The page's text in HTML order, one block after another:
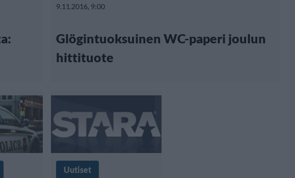
9.11.2016, 9:00
Glögintuoksuinen WC-paperi joulun
hittituote
Uutiset